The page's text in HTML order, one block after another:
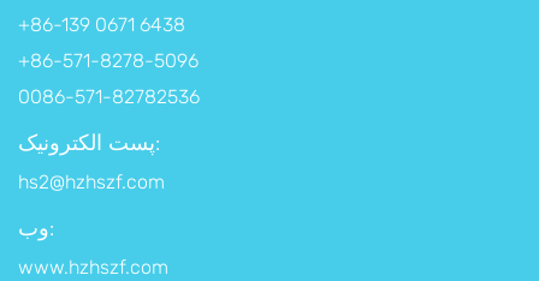
+86-139 0671 6438
+86-571-8278-5096
0086-571-82782536
پست الکترونیک:
hs2@hzhszf.com
وب:
www.hzhszf.com